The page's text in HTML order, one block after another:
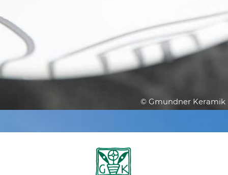
© Gmundner Keramik